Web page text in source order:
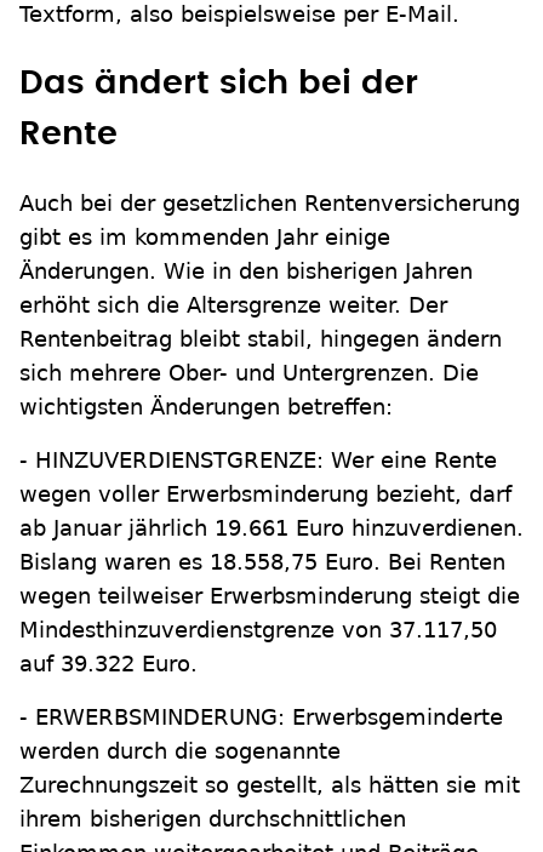
Textform, also beispielsweise per E-Mail.
Das ändert sich bei der
Rente
Auch bei der gesetzlichen Rentenversicherung
gibt es im kommenden Jahr einige
Änderungen. Wie in den bisherigen Jahren
erhöht sich die Altersgrenze weiter. Der
Rentenbeitrag bleibt stabil, hingegen ändern
sich mehrere Ober- und Untergrenzen. Die
wichtigsten Änderungen betreffen:
- HINZUVERDIENSTGRENZE: Wer eine Rente
wegen voller Erwerbsminderung bezieht, darf
ab Januar jährlich 19.661 Euro hinzuverdienen.
Bislang waren es 18.558,75 Euro. Bei Renten
wegen teilweiser Erwerbsminderung steigt die
Mindesthinzuverdienstgrenze von 37.117,50
auf 39.322 Euro.
- ERWERBSMINDERUNG: Erwerbsgeminderte
werden durch die sogenannte
Zurechnungszeit so gestellt, als hätten sie mit
ihrem bisherigen durchschnittlichen